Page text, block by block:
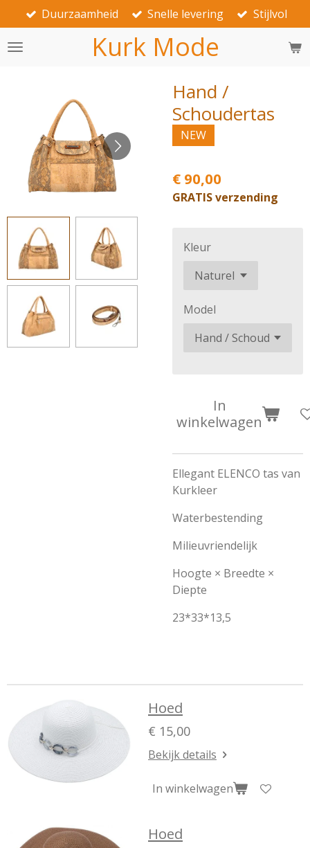
direct
naar
Kurk Mode
Duurzaamheid Snelle levering Stijlvol
Hand /
Schoudertas
NEW
€ 90,00
GRATIS verzending
Kleur
Model
In
winkelwagen
Ellegant ELENCO tas van
Kurkleer
Waterbestending
Milieuvriendelijk
Hoogte × Breedte ×
Diepte
23*33*13,5
Hoed
€ 15,00
Bekijk details
In winkelwagen
Hoed